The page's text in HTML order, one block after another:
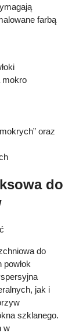
farbą
mokro
oraz
do
do
jak i
szklanego.
w